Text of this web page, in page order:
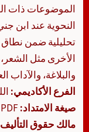
الموضوعات ذات
النحوية عند ابن
تحليلية ضمن
الأخرى مثل
والبلاغة،
الفرع الأكاديمي:
صيغة الامتداد:
مالك حقوق